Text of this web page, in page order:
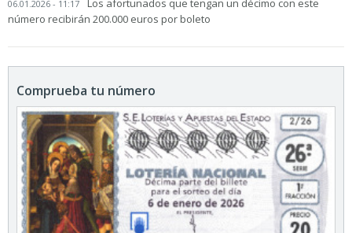
06.01.2026 - 11:17
Los afortunados que tengan un décimo con este
número recibirán 200.000 euros por boleto
Comprueba tu número